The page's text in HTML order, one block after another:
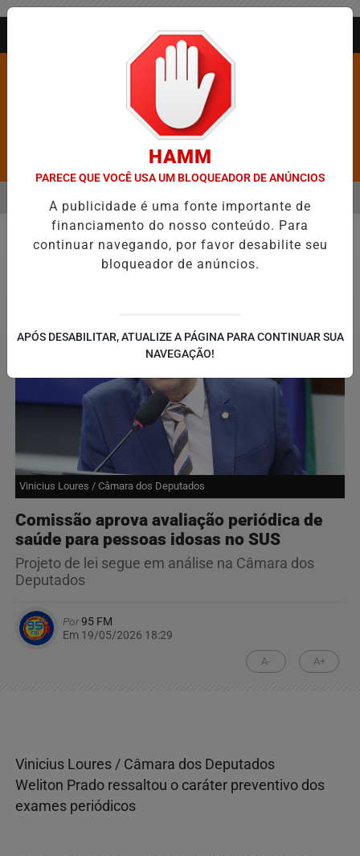
Pesquisar Notícia
É CONFIRMADA NO DIA DO EVANGÉLICO EM JEQUIÉ E REFORÇA
EM ALTA
MENU
Política
Vinicius Loures / Câmara dos Deputados
Comissão aprova avaliação periódica de
saúde para pessoas idosas no SUS
Projeto de lei segue em análise na Câmara dos
Deputados
Por95 FM
Em 19/05/2026 18:29
A- A+
Vinicius Loures / Câmara dos Deputados
Weliton Prado ressaltou o caráter preventivo dos
exames periódicos
HAMM
PARECE QUE VOCÊ USA UM BLOQUEADOR DE ANÚNCIOS
A publicidade é uma fonte importante de
financiamento do nosso conteúdo. Para
continuar navegando, por favor desabilite seu
bloqueador de anúncios.
APÓS DESABILITAR, ATUALIZE A PÁGINA PARA CONTINUAR SUA
NAVEGAÇÃO!